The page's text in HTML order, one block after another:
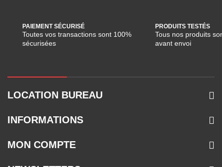
PAIEMENT SÉCURISÉ
Toutes vos transactions sont 100%
sécurisées
PRODUITS TESTÉS
Tous nos produits
avant envoi
LOCATION BUREAU
INFORMATIONS
MON COMPTE